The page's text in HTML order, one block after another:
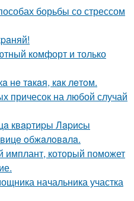
борьбы со стрессом
комфорт и только
нe тaкaя, кaк лeтoм.
причесок на любой случай
квapтиpы Лapиcы
oбжaлoвaлa.
имплант, который поможет
начальника участка